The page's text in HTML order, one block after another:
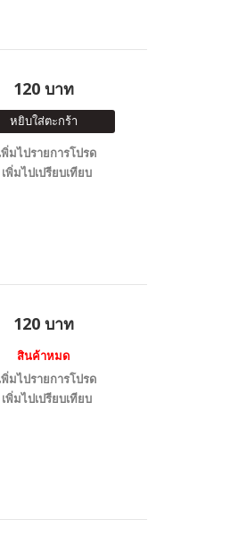
120 บาท
หยิบใส่ตะกร้า
พิ่มไปรายการโปรด
เพิ่มไปเปรียบเทียบ
120 บาท
สินค้าหมด
พิ่มไปรายการโปรด
เพิ่มไปเปรียบเทียบ